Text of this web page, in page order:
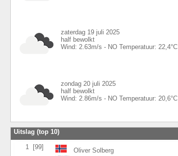
zaterdag 19 juli 2025
half bewolkt
Wind: 2.63m/s - NO Temperatuur: 22,4°C
zondag 20 juli 2025
half bewolkt
Wind: 2.86m/s - NO Temperatuur: 20,6°C
Uitslag (top 10)
1 [99] Oliver Solberg